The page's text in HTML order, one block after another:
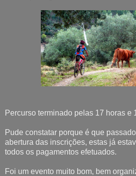
Percurso terminado pelas 17 horas e
Pude constatar porque é que
abertura das inscrições, estas já
todos os pagamentos efetuados.
Foi um evento muito bom, bem